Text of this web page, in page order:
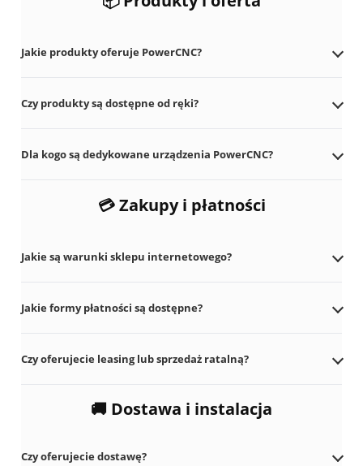
Jakie produkty oferuje PowerCNC?
Czy produkty są dostępne od ręki?
Dla kogo są dedykowane urządzenia PowerCNC?
💳 Zakupy i płatności
Jakie są warunki sklepu internetowego?
Jakie formy płatności są dostępne?
Czy oferujecie leasing lub sprzedaż ratalną?
🚚 Dostawa i instalacja
Czy oferujecie dostawę?